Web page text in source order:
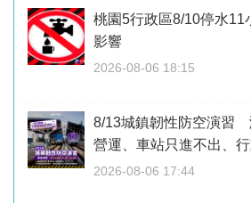
桃園5行政區8/10停水
影響
2026-08-06 18:15
8/13城鎮韌性防空演習
營運、車站只進不出、
2026-08-06 17:44